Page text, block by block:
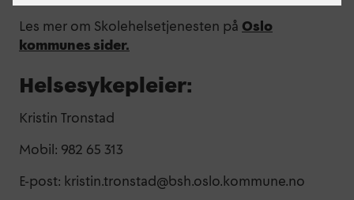
Les mer om Skolehelsetjenesten på Oslo
kommunes sider.
Helsesykepleier:
Kristin Tronstad
Mobil: 982 65 313
E-post: kristin.tronstad@bsh.oslo.kommune.no